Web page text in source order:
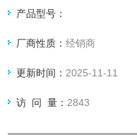
拟，避免因充电桩故障可
手段和方法。
产品型号：
厂商性质：经销商
更新时间：2025-11-11
访 问 量：2843